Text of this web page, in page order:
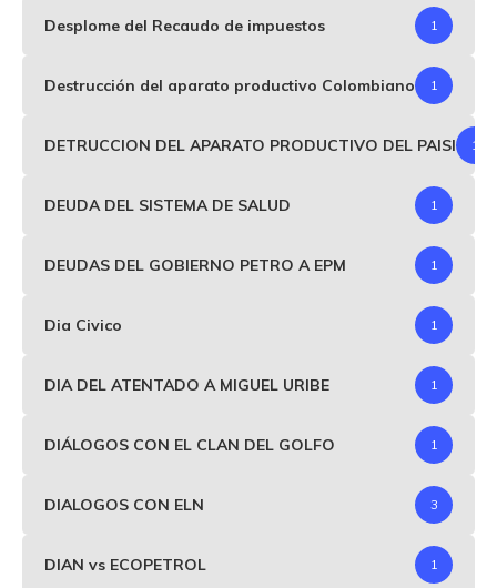
Desplome del Recaudo de impuestos 1
Destrucción del aparato productivo Colombiano 1
DETRUCCION DEL APARATO PRODUCTIVO DEL PAISI 1
DEUDA DEL SISTEMA DE SALUD 1
DEUDAS DEL GOBIERNO PETRO A EPM 1
Dia Civico 1
DIA DEL ATENTADO A MIGUEL URIBE 1
DIÁLOGOS CON EL CLAN DEL GOLFO 1
DIALOGOS CON ELN 3
DIAN vs ECOPETROL 1